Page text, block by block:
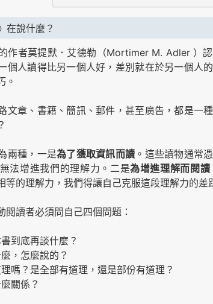
在說什麼？
作者莫提默．艾德勒（Mortimer M. Adler ）
個人讀得比另一個人好，差別就在於另一個人
。
文章、書籍、簡訊、郵件，甚至廣告，都是一
兩種，一是為了獲取資訊而讀 。這些讀物通常
法增進我們的理解力。二是為增進理解而閱讀
等的理解力，我們得讓自己克服這段理解力的差
閱讀者必須問自己四個問題：
到底再談什麼？
，怎麼說的？
嗎？是全部有道理，還是部份有道理？
關係？